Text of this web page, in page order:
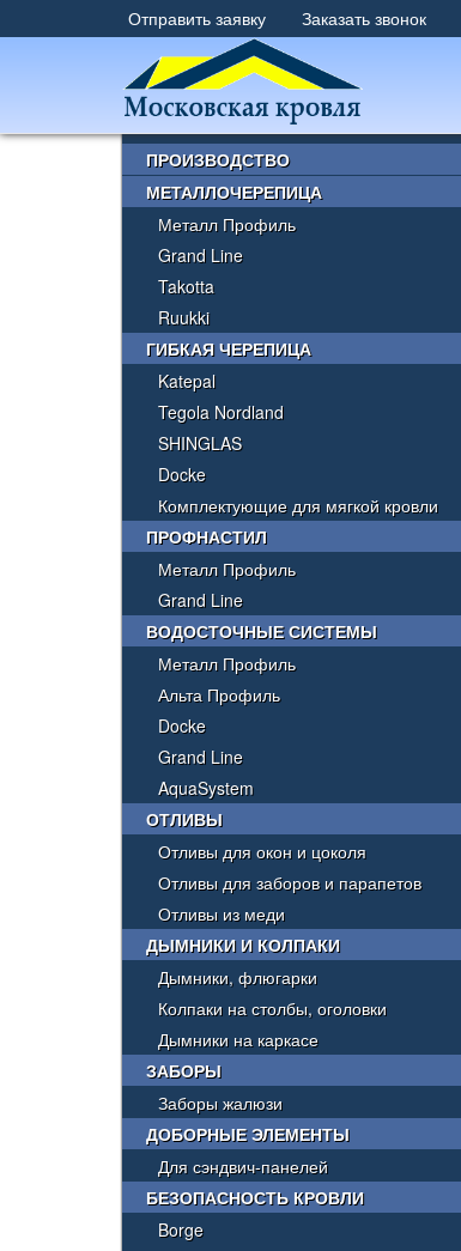
Отправить заявку Заказать звонок
ПРОИЗВОДСТВО
МЕТАЛЛОЧЕРЕПИЦА
Металл Профиль
Grand Line
Takotta
Ruukki
ГИБКАЯ ЧЕРЕПИЦА
Katepal
Tegola Nordland
SHINGLAS
Docke
Комплектующие для мягкой кровли
ПРОФНАСТИЛ
Металл Профиль
Grand Line
ВОДОСТОЧНЫЕ СИСТЕМЫ
Металл Профиль
Альта Профиль
Docke
Grand Line
AquaSystem
ОТЛИВЫ
Отливы для окон и цоколя
Отливы для заборов и парапетов
Отливы из меди
ДЫМНИКИ И КОЛПАКИ
Дымники, флюгарки
Колпаки на столбы, оголовки
Дымники на каркасе
ЗАБОРЫ
Заборы жалюзи
ДОБОРНЫЕ ЭЛЕМЕНТЫ
Для сэндвич-панелей
БЕЗОПАСНОСТЬ КРОВЛИ
Borge